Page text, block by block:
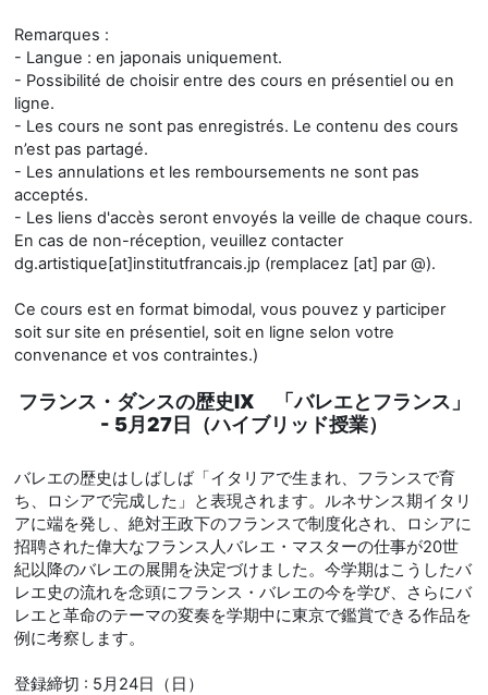
Remarques :
- Langue : en japonais uniquement.
- Possibilité de choisir entre des cours en présentiel ou en
ligne.
- Les cours ne sont pas enregistrés. Le contenu des cours
n’est pas partagé.
- Les annulations et les remboursements ne sont pas
acceptés.
- Les liens d'accès seront envoyés la veille de chaque cours.
En cas de non-réception, veuillez contacter
dg.artistique[at]institutfrancais.jp (remplacez [at] par @).
Ce cours est en format bimodal, vous pouvez y participer
soit sur site en présentiel, soit en ligne selon votre
convenance et vos contraintes.)
フランス・ダンスの歴史IX 「バレエとフランス」
- 5月27日（ハイブリッド授業）
バレエの歴史はしばしば「イタリアで生まれ、フランスで育
ち、ロシアで完成した」と表現されます。ルネサンス期イタリ
アに端を発し、絶対王政下のフランスで制度化され、ロシアに
招聘された偉大なフランス人バレエ・マスターの仕事が20世
紀以降のバレエの展開を決定づけました。今学期はこうしたバ
レエ史の流れを念頭にフランス・バレエの今を学び、さらにバ
レエと革命のテーマの変奏を学期中に東京で鑑賞できる作品を
例に考察します。
登録締切 : 5月24日（日）